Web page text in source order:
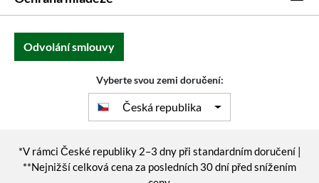
Odvolání smlouvy
Vyberte svou zemi doručení:
Česká republika
*V rámci České republiky 2–3 dny při standardním doručení |
**Nejnižší celková cena za posledních 30 dní před snížením